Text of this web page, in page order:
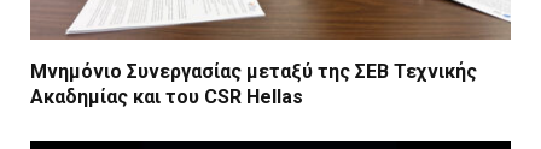
Μνημόνιο Συνεργασίας μεταξύ της ΣΕΒ Τεχνικής
Ακαδημίας και του CSR Hellas